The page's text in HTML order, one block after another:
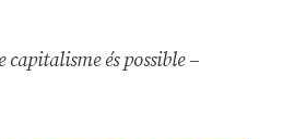
és possible –